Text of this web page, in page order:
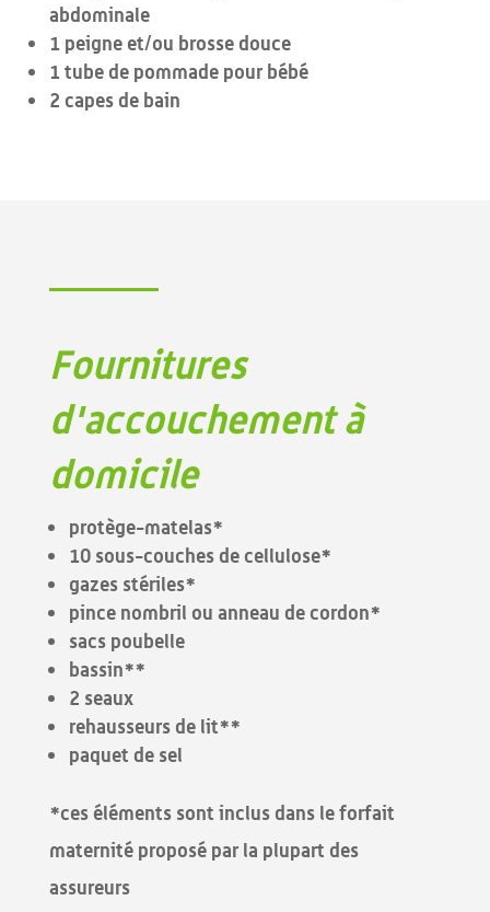
abdominale
1 peigne et/ou brosse douce
1 tube de pommade pour bébé
2 capes de bain
Fournitures
d'accouchement à
domicile
protège-matelas*
10 sous-couches de cellulose*
gazes stériles*
pince nombril ou anneau de cordon*
sacs poubelle
bassin**
2 seaux
rehausseurs de lit**
paquet de sel
*ces éléments sont inclus dans le forfait
maternité proposé par la plupart des
assureurs